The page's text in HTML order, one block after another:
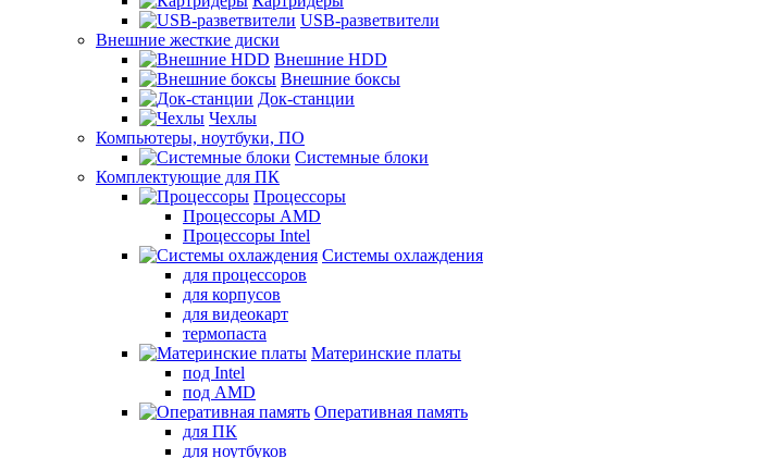
USB-разветвители
Внешние жесткие диски
Внешние HDD
Внешние боксы
Док-станции
Чехлы
Компьютеры, ноутбуки, ПО
Системные блоки
Комплектующие для ПК
Процессоры
Процессоры AMD
Процессоры Intel
Системы охлаждения
для процессоров
для корпусов
для видеокарт
термопаста
Материнские платы
под Intel
под AMD
Оперативная память
для ПК
для ноутбуков